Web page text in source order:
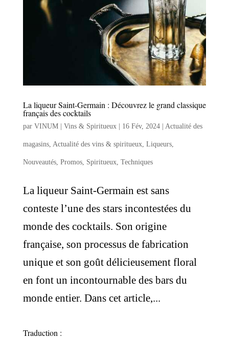
La liqueur Saint-Germain : Découvrez le grand classique
français des cocktails
par VINUM | Vins & Spiritueux| 16 Fév, 2024| Actualité des
magasins, Actualité des vins & spiritueux, Liqueurs,
Nouveautés, Promos, Spiritueux, Techniques
La liqueur Saint-Germain est sans
conteste l’une des stars incontestées du
monde des cocktails. Son origine
française, son processus de fabrication
unique et son goût délicieusement floral
en font un incontournable des bars du
monde entier. Dans cet article,...
Traduction :